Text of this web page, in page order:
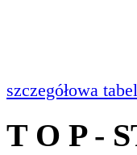
szczegółowa
T O P -